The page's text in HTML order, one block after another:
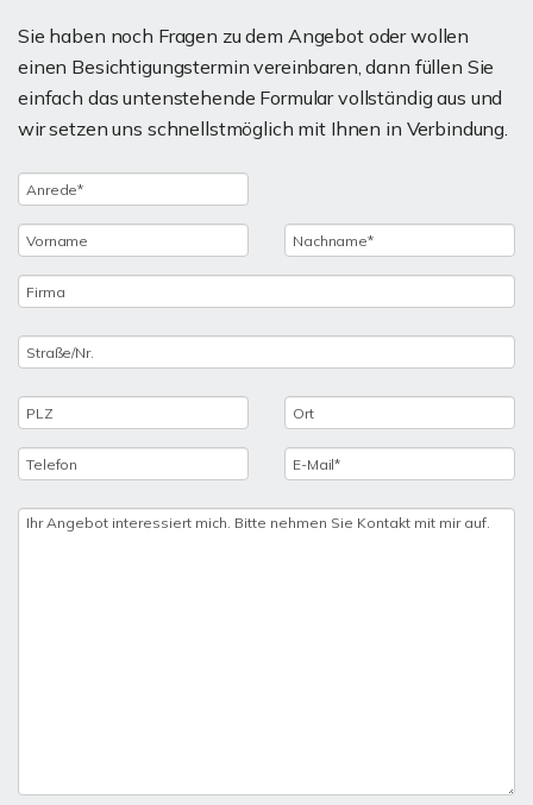
Sie haben noch Fragen zu dem Angebot oder wollen
einen Besichtigungstermin vereinbaren, dann füllen Sie
einfach das untenstehende Formular vollständig aus und
wir setzen uns schnellstmöglich mit Ihnen in Verbindung.